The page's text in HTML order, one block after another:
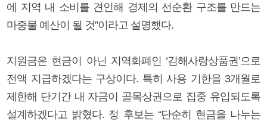
에 지역 내 소비를 견인해 경제의 선순환 구조를 만드는
마중물 예산이 될 것”이라고 설명했다.
지원금은 현금이 아닌 지역화폐인 ‘김해사랑상품권’으로
전액 지급하겠다는 구상이다. 특히 사용 기한을 3개월로
제한해 단기간 내 자금이 골목상권으로 집중 유입되도록
설계하겠다고 밝혔다. 정 후보는 “단순히 현금을 나누는